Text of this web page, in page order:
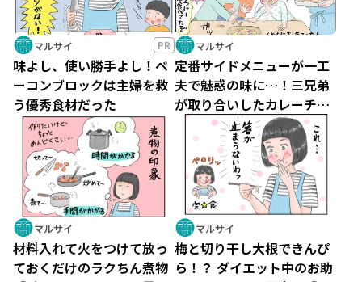
マルサイ PR
味よし、使い勝手よし！ベ
ーコンブロックは主婦を救
う優秀食材だった
マルサイ
定番サイドメニューが一工
夫で魅惑の味に…！三兄弟
が取り合いしたカレーチー
ズ味の「ポテト×ポテト」
マルサイ
材料入れて火をつけて放っ
ておくだけのラクちん煮物
マルサイ
梅と切り干し大根できんぴ
ら！？ ダイエット中のお助